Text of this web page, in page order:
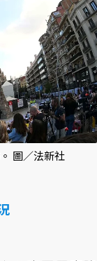
圖／法新社